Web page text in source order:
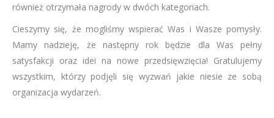
również otrzymała nagrody w dwóch kategoriach.
Cieszymy się, że mogliśmy wspierać Was i Wasze pomysły.
Mamy nadzieję, że następny rok będzie dla Was pełny
satysfakcji oraz idei na nowe przedsięwzięcia! Gratulujemy
wszystkim, którzy podjęli się wyzwań jakie niesie ze sobą
organizacja wydarzeń.